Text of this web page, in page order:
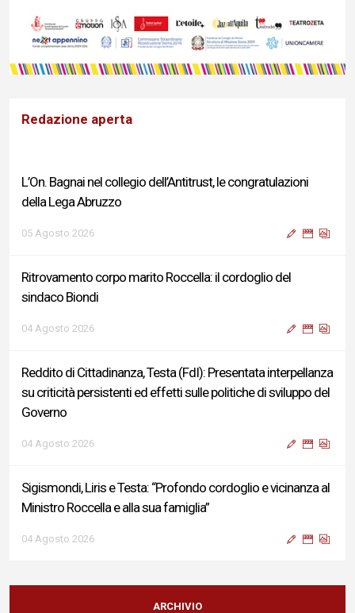
Redazione aperta
L’On. Bagnai nel collegio dell’Antitrust, le congratulazioni
della Lega Abruzzo
05 Agosto 2026
Ritrovamento corpo marito Roccella: il cordoglio del
sindaco Biondi
04 Agosto 2026
Reddito di Cittadinanza, Testa (FdI): Presentata interpellanza
su criticità persistenti ed effetti sulle politiche di sviluppo del
Governo
04 Agosto 2026
Sigismondi, Liris e Testa: “Profondo cordoglio e vicinanza al
Ministro Roccella e alla sua famiglia”
04 Agosto 2026
Terminal bus "Lorenzo Natali": modifiche temporanee alla
viabilità per il completamento dei lavori di riqualificazione
ARCHIVIO